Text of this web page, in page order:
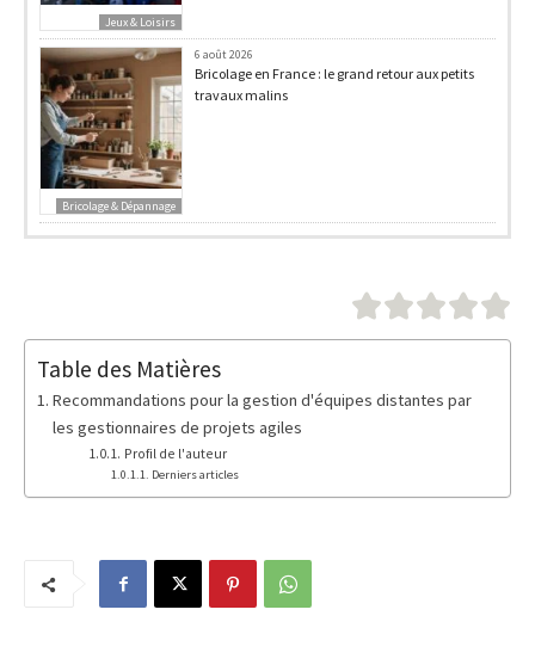
Jeux & Loisirs
Bricolage & Dépannage
6 août 2026
Bricolage en France : le grand retour aux petits
travaux malins
Table des Matières
Recommandations pour la gestion d'équipes distantes par
les gestionnaires de projets agiles
Profil de l'auteur
Derniers articles